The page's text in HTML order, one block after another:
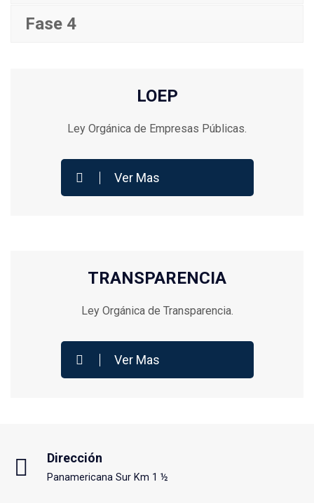
Fase 4
LOEP
Ley Orgánica de Empresas Públicas.
Ver Mas
TRANSPARENCIA
Ley Orgánica de Transparencia.
Ver Mas
Dirección
Panamericana Sur Km 1 ½